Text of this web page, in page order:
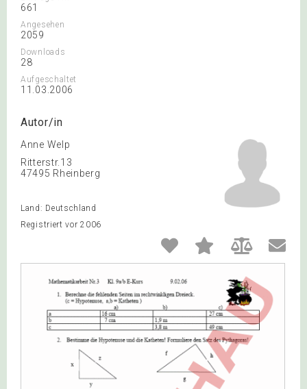
661
Angesehen
2059
Downloads
28
Aufgeschaltet
11.03.2006
Autor/in
Anne Welp
Ritterstr.13
47495 Rheinberg
Land: Deutschland
Registriert vor 2006